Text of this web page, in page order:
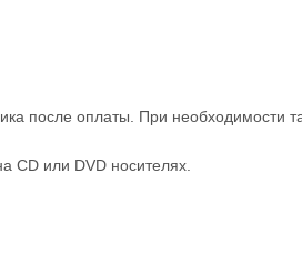
после оплаты. При необходимости
или DVD носителях.